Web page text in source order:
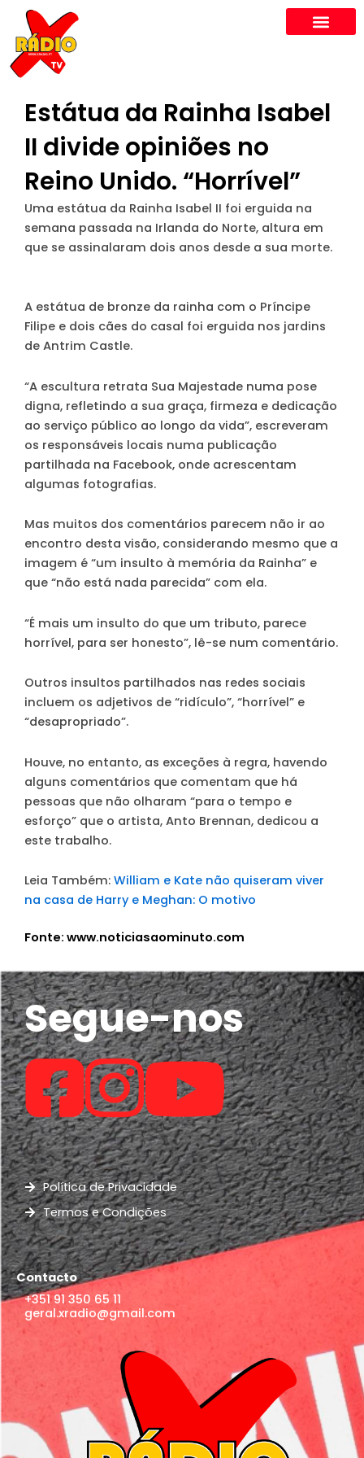
content
Estátua da Rainha Isabel
II divide opiniões no
Reino Unido. “Horrível”
Uma estátua da Rainha Isabel II foi erguida na
semana passada na Irlanda do Norte, altura em
que se assinalaram dois anos desde a sua morte.
A estátua de bronze da rainha com o Príncipe
Filipe e dois cães do casal foi erguida nos jardins
de Antrim Castle.
“A escultura retrata Sua Majestade numa pose
digna, refletindo a sua graça, firmeza e dedicação
ao serviço público ao longo da vida”, escreveram
os responsáveis locais numa publicação
partilhada na Facebook, onde acrescentam
algumas fotografias.
Mas muitos dos comentários parecem não ir ao
encontro desta visão, considerando mesmo que a
imagem é “um insulto à memória da Rainha” e
que “não está nada parecida” com ela.
“É mais um insulto do que um tributo, parece
horrível, para ser honesto”, lê-se num comentário.
Outros insultos partilhados nas redes sociais
incluem os adjetivos de “ridículo”, “horrível” e
“desapropriado”.
Houve, no entanto, as exceções à regra, havendo
alguns comentários que comentam que há
pessoas que não olharam “para o tempo e
esforço” que o artista, Anto Brennan, dedicou a
este trabalho.
Leia Também: William e Kate não quiseram viver
na casa de Harry e Meghan: O motivo
Fonte: www.noticiasaominuto.com
Segue-nos
Política de Privacidade
Termos e Condições
Contacto
+351 91 350 65 11
geral.xradio@gmail.com